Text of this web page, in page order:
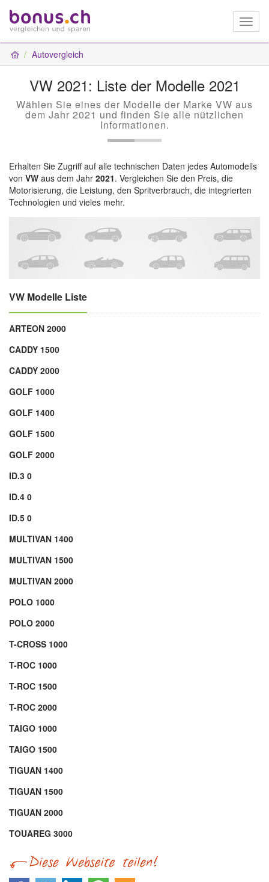
Autovergleich
VW 2021: Liste der Modelle 2021
Wählen Sie eines der Modelle der Marke VW aus
dem Jahr 2021 und finden Sie alle nützlichen
Informationen.
Erhalten Sie Zugriff auf alle technischen Daten jedes Automodells
von VW aus dem Jahr 2021. Vergleichen Sie den Preis, die
Motorisierung, die Leistung, den Spritverbrauch, die integrierten
Technologien und vieles mehr.
VW Modelle Liste
ARTEON 2000
CADDY 1500
CADDY 2000
GOLF 1000
GOLF 1400
GOLF 1500
GOLF 2000
ID.3 0
ID.4 0
ID.5 0
MULTIVAN 1400
MULTIVAN 1500
MULTIVAN 2000
POLO 1000
POLO 2000
T-CROSS 1000
T-ROC 1000
T-ROC 1500
T-ROC 2000
TAIGO 1000
TAIGO 1500
TIGUAN 1400
TIGUAN 1500
TIGUAN 2000
TOUAREG 3000